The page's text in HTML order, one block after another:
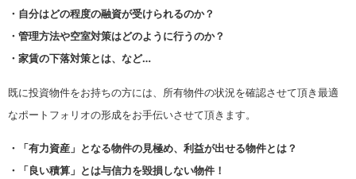
・自分はどの程度の融資が受けられるのか？
・管理方法や空室対策はどのように行うのか？
・家賃の下落対策とは、など…
既に投資物件をお持ちの方には、所有物件の状況を確認させて頂き最適
なポートフォリオの形成をお手伝いさせて頂きます。
・「有力資産」となる物件の見極め、利益が出せる物件とは？
・「良い積算」とは与信力を毀損しない物件！